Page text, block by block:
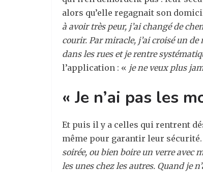
alors qu’elle regagnait son
à avoir très peur, j’ai changé de
courir. Par miracle, j’ai croisé un
dans les rues et je rentre
l’application : « je ne veux plus
« Je n’ai pas les
Et puis il y a celles qui rentrent
même pour garantir leur sécurité.
soirée, ou bien boire un verre avec
les unes chez les autres. Quand je